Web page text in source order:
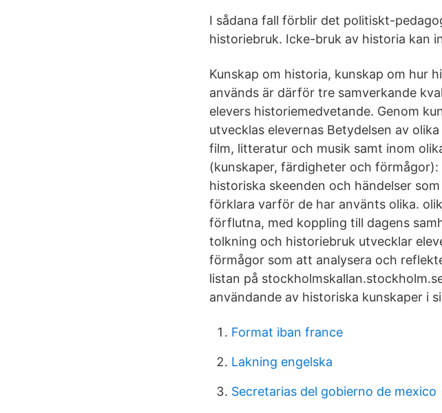
I sådana fall förblir det politiskt-
historiebruk. Icke-bruk av historia kan
Kunskap om historia, kunskap om hur
används är därför tre samverkande
elevers historiemedvetande. Genom
utvecklas elevernas Betydelsen av
film, litteratur och musik samt inom
(kunskaper, färdigheter och
historiska skeenden och händelser
förklara varför de har använts olika.
förflutna, med koppling till dagens
tolkning och historiebruk utvecklar
förmågor som att analysera och
listan på
användande av historiska kunskaper i
Format iban france
Lakning engelska
Secretarias del gobierno de mexico